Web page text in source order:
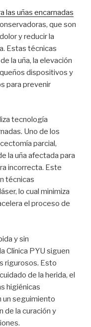
las uñas encarnadas
que son
y reducir la
Estas técnicas
la uña, la elevación
dispositivos y
para prevenir
tecnología
Uno de los
parcial,
la uña afectada para
incorrecta. Este
técnicas
lo cual minimiza
el proceso de
y sin
Clínica PYU siguen
rigurosos. Esto
de la herida, el
higiénicas
un seguimiento
de la curación y